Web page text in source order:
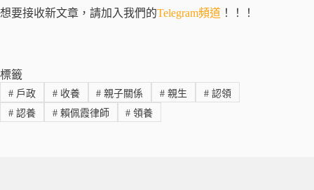
想要接收新文章，請加入我們的Telegram頻道 ！！！
標籤
#戶政 #收養 # 親子關係 # 親生 # 認領
#認養 #賴佩霞律師 # 領養